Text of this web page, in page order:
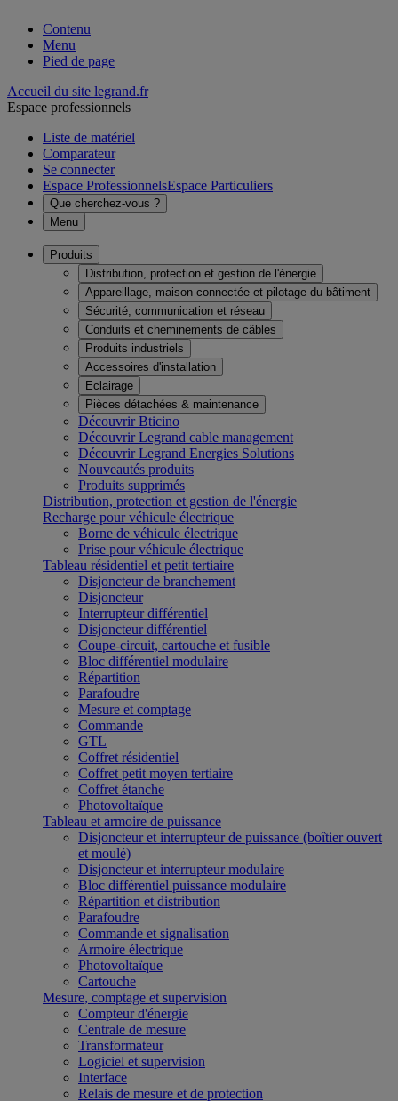
Contenu
Menu
Pied de page
Accueil du site legrand.fr
Espace professionnels
Liste de matériel
Comparateur
Se connecter
Espace ProfessionnelsEspace Particuliers
Que cherchez-vous ?
Menu
Produits
Distribution, protection et gestion de l'énergie
Appareillage, maison connectée et pilotage du bâtiment
Sécurité, communication et réseau
Conduits et cheminements de câbles
Produits industriels
Accessoires d'installation
Eclairage
Pièces détachées & maintenance
Découvrir Bticino
Découvrir Legrand cable management
Découvrir Legrand Energies Solutions
Nouveautés produits
Produits supprimés
Distribution, protection et gestion de l'énergie
Recharge pour véhicule électrique
Borne de véhicule électrique
Prise pour véhicule électrique
Tableau résidentiel et petit tertiaire
Disjoncteur de branchement
Disjoncteur
Interrupteur différentiel
Disjoncteur différentiel
Coupe-circuit, cartouche et fusible
Bloc différentiel modulaire
Répartition
Parafoudre
Mesure et comptage
Commande
GTL
Coffret résidentiel
Coffret petit moyen tertiaire
Coffret étanche
Photovoltaïque
Tableau et armoire de puissance
Disjoncteur et interrupteur de puissance (boîtier ouvert
et moulé)
Disjoncteur et interrupteur modulaire
Bloc différentiel puissance modulaire
Répartition et distribution
Parafoudre
Commande et signalisation
Armoire électrique
Photovoltaïque
Cartouche
Mesure, comptage et supervision
Compteur d'énergie
Centrale de mesure
Transformateur
Logiciel et supervision
Interface
Relais de mesure et de protection